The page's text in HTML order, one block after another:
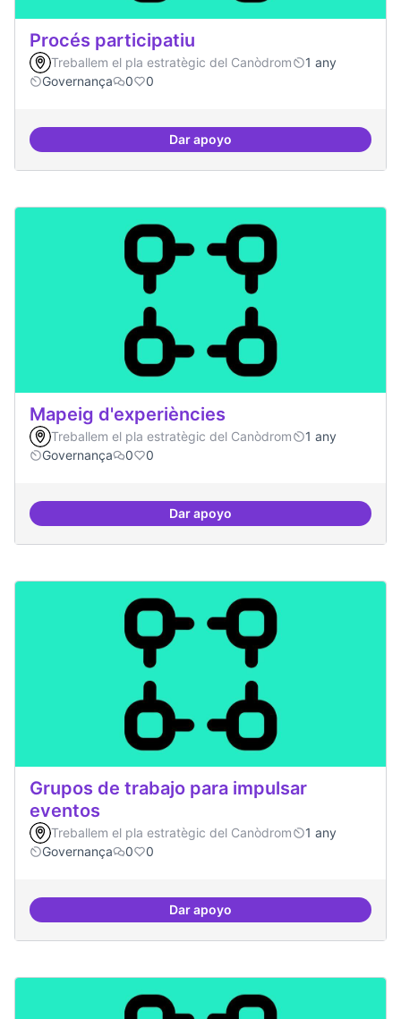
Procés participatiu
Treballem el pla estratègic del Canòdrom
1 any
Governança
0 0
Dar apoyoProcés participatiu
Mapeig d'experiències
Treballem el pla estratègic del Canòdrom
1 any
Governança
0 0
Dar apoyoMapeig d'experiències
Grupos de trabajo para impulsar
eventos
Treballem el pla estratègic del Canòdrom
1 any
Governança
0 0
Dar apoyoGrupos de trabajo para impulsar